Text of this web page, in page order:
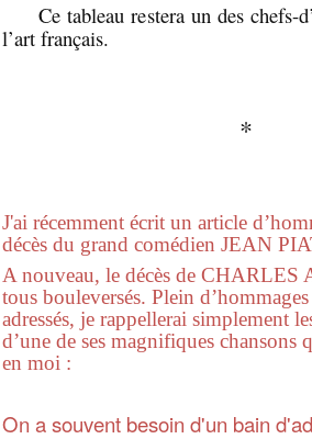
Ce tableau restera un des chefs-
l’art français.
*
J'ai récemment écrit un article
décès du grand comédien JEAN
A nouveau, le décès de CHARLES
tous bouleversés. Plein
adressés, je rappellerai simplement
d’une de ses magnifiques chansons
en moi :
On a souvent besoin d'un bain